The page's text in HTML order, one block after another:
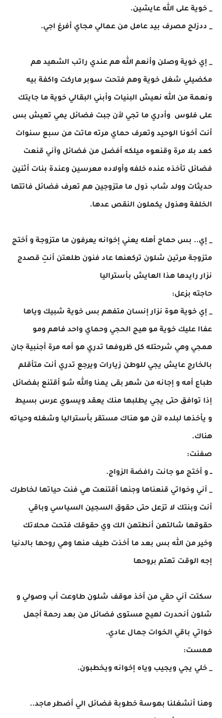
_ خوية على الله عايشين.
_ ددزلج مصرف بيد عامل من عمالي مجاي أفرغ اجي.
_ إي خوية وصلن وأنعم الله هم عندي راتب الشهيد هم
مكضيلي شغل خوية وهم فتحت سوبر ماركت واكفة بيه
ونعمة من الله نعيش البنيات وأبني البقالي خوية ما جايتك
على فلوس وأدري ما تجي لأن جبت فضائل يمي تعيش بس
أنت أخونا الوحيد وتعرف حماي مرته ماتت من سبع سنوات
كعد بلا مرة وقنعوه ميلكه أفضل من فضائل وآني قنعت
فضائل تأخذه عنده خلفه وأولاده معرسين وعندة بنات أثنين
حديثات وولد شاب ذول ما متزوجين هم تعرف فضائل فاتتها
الخلفة وهذول يكملون النقص عدها.
_ إي.. بس حماج أهله يعني إخوانه يعرفون ما متزوجة و أختج
متزوجة مرتين شلون تركعنها عاد فنون طلعتن أنتِ قصدج
نزار رايدها هذا العايش بأستراليا
حاجته بزعل:
_ إي خوية هوة نزار إنسان متفهم بس خوية شبيك وياها
عفاا عليك خوية مو هيج الحجي وحماي واحد فاهم ومو
همجي وهي شرحتله كل ظروفها تدري هو أمه مرة أجنبية جان
بالخارج عايش يجي للوطن زيارات ويرجع تدري أنت متأقلم
طباع أمه و إجانه من شهر بقى يمنا والله شو أقتنع بفضائل
إذا توافق حتى يجي يطلبها منك يعقد ويسوي عرس بسيط
و يأخذها لبلده لأن هو هناك مستقر بأستراليا وشغله وحياته
هناك.
صفنت:
ــ و أختج مو جانت رافضة الزواج.
_ آني وخواتي قنعناها وجنها أقتنعت هي فنت حياتها لخاطرك
أنت وبنتك لا تزعل حتى حقوق السجين السياسي وباقي
حقوقها شالتهن أنطتهن الك وي حقوقك فتحت محلاتك
وخير من الله بس بعد ما أخذت طيف منها وهي روحها بالدنيا
إجه الوقت تهتم بروحها
سكتت آني حقي من أخذ موقف شلون طاوعت أب وصولي و
شلون أنحدرت لهيج مستوى فضائل من بعد رحمة أجمل
خواتي باقي الخوات جمال عادي.
همست:
_ خلي يجي ويجيب وياه إخوانه ويخطبون.
وهنا أنشغلنا بهوسة خطوبة فضائل الي أضطر ماجد..